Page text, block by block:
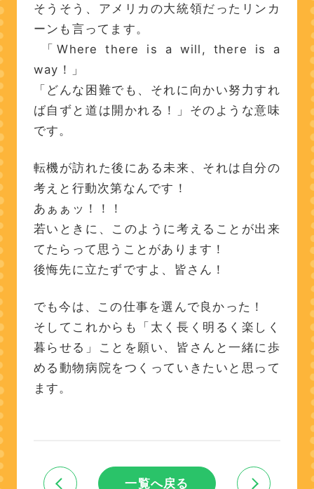
そうそう、アメリカの大統領だったリンカ
ーンも言ってます。
「Where there is a will, there is a
way！」
「どんな困難でも、それに向かい努力すれ
ば自ずと道は開かれる！」そのような意味
です。
転機が訪れた後にある未来、それは自分の
考えと行動次第なんです！
あぁぁッ！！！
若いときに、このように考えることが出来
てたらって思うことがあります！
後悔先に立たずですよ、皆さん！
でも今は、この仕事を選んで良かった！
そしてこれからも「太く長く明るく楽しく
暮らせる」ことを願い、皆さんと一緒に歩
める動物病院をつくっていきたいと思って
ます。
一覧へ戻る